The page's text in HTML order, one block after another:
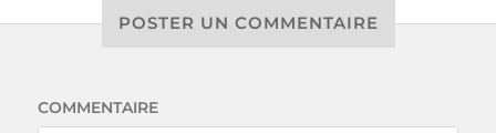
POSTER UN COMMENTAIRE
COMMENTAIRE